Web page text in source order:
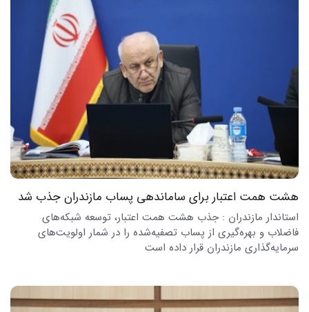
هشت همت اعتبار برای ساماندهی پساب مازندران جذب شد
استاندار مازندران : جذب هشت همت اعتبار، توسعه شبکه‌های
فاضلاب و بهره‌گیری از پساب تصفیه‌شده را در شمار اولویت‌های
سرمایه‌گذاری مازندران قرار داده است